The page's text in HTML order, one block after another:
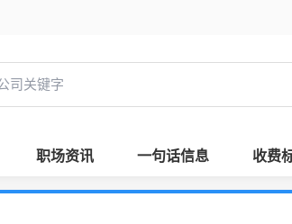
职场资讯 一句话信息 收费